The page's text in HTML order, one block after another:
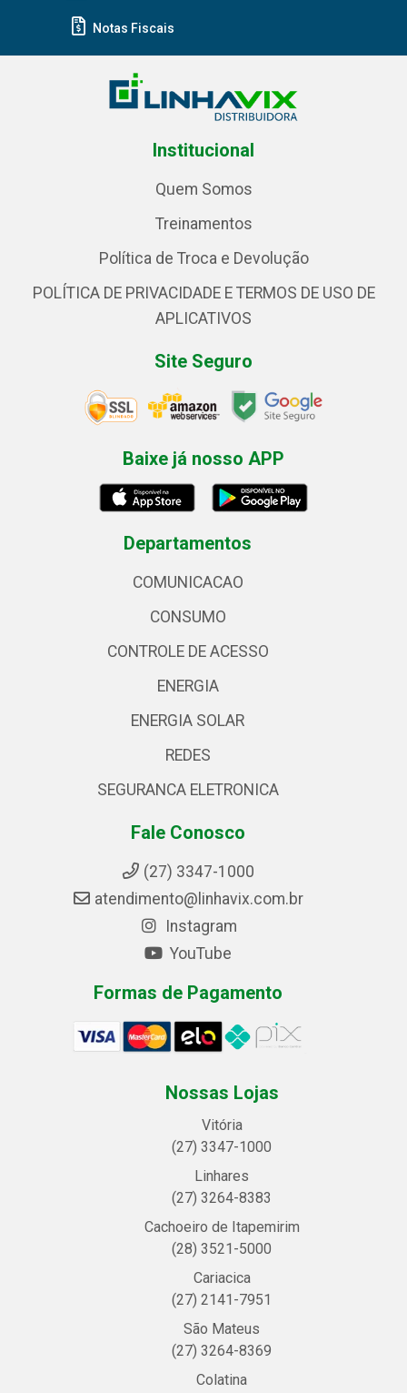
Notas Fiscais
Institucional
Quem Somos
Treinamentos
Política de Troca e Devolução
POLÍTICA DE PRIVACIDADE E TERMOS DE USO DE
APLICATIVOS
Site Seguro
Baixe já nosso APP
Departamentos
COMUNICACAO
CONSUMO
CONTROLE DE ACESSO
ENERGIA
ENERGIA SOLAR
REDES
SEGURANCA ELETRONICA
Fale Conosco
(27) 3347-1000
atendimento@linhavix.com.br
Instagram
YouTube
Formas de Pagamento
Nossas Lojas
Vitória
(27) 3347-1000
Linhares
(27) 3264-8383
Cachoeiro de Itapemirim
(28) 3521-5000
Cariacica
(27) 2141-7951
São Mateus
(27) 3264-8369
Colatina